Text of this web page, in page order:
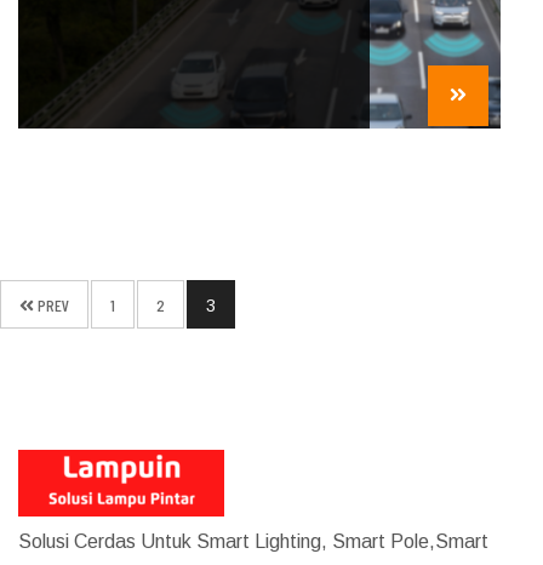
PREV 1 2 3
Solusi Cerdas Untuk Smart Lighting, Smart Pole,Smart